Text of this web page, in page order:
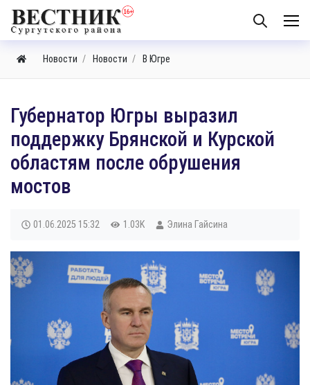
Новости Новости В Югре
Губернатор Югры выразил
поддержку Брянской и Курской
областям после обрушения
мостов
01.06.2025 15:32 1.03K Элина Гайсина